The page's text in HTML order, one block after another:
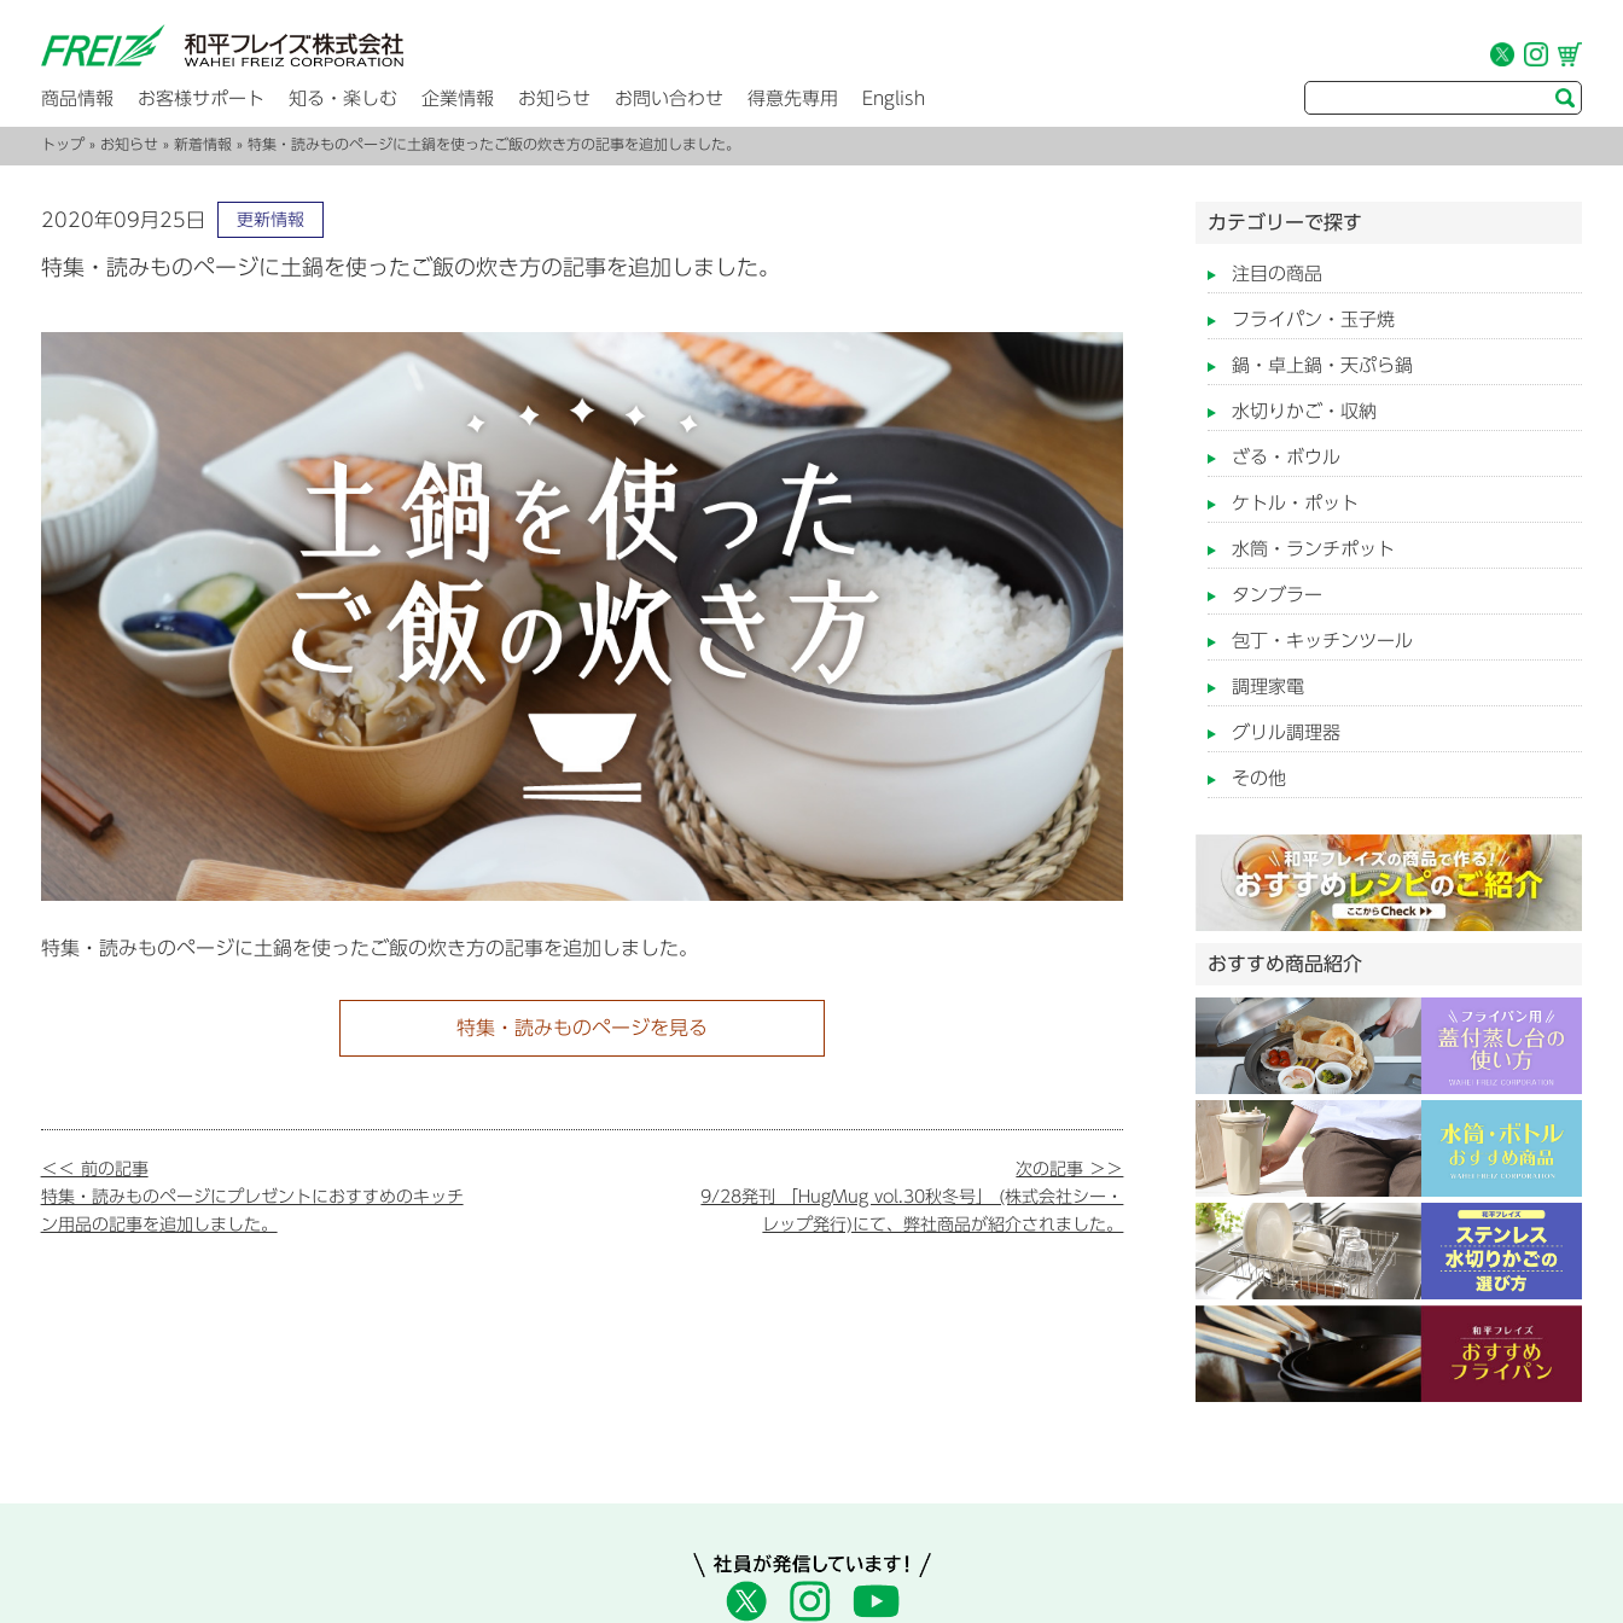
商品情報 お客様サポート 知る・楽しむ 企業情報 お知らせ お問い合わせ 得意先専用 English
トップ» お知らせ » 新着情報 » 特集・読みものページに土鍋を使ったご飯の炊き方の記事を追加しました。
2020年09月25日 更新情報
特集・読みものページに土鍋を使ったご飯の炊き方の記事を追加しました。
特集・読みものページに土鍋を使ったご飯の炊き方の記事を追加しました。
特集・読みものページを見る
次の記事 ＞＞
9/28発刊 「HugMug vol.30秋冬号」 (株式会社シー・
レップ発行)にて、弊社商品が紹介されました。
＜＜ 前の記事
特集・読みものページにプレゼントにおすすめのキッチ
ン用品の記事を追加しました。
カテゴリーで探す
注目の商品
フライパン・玉子焼
鍋・卓上鍋・天ぷら鍋
水切りかご・収納
ざる・ボウル
ケトル・ポット
水筒・ランチポット
タンブラー
包丁・キッチンツール
調理家電
グリル調理器
その他
おすすめ商品紹介